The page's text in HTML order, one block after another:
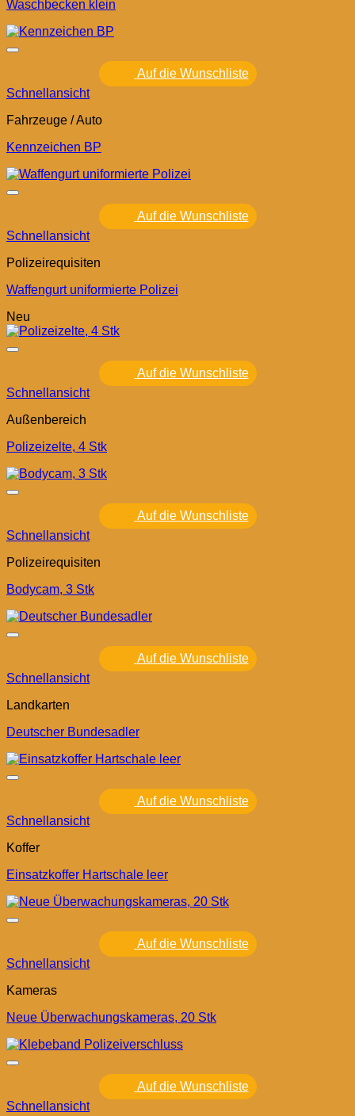
Waschbecken klein
Auf die Wunschliste
Schnellansicht
Fahrzeuge / Auto
Kennzeichen BP
Auf die Wunschliste
Schnellansicht
Polizeirequisiten
Waffengurt uniformierte Polizei
Neu
Auf die Wunschliste
Schnellansicht
Außenbereich
Polizeizelte, 4 Stk
Auf die Wunschliste
Schnellansicht
Polizeirequisiten
Bodycam, 3 Stk
Auf die Wunschliste
Schnellansicht
Landkarten
Deutscher Bundesadler
Auf die Wunschliste
Schnellansicht
Koffer
Einsatzkoffer Hartschale leer
Auf die Wunschliste
Schnellansicht
Kameras
Neue Überwachungskameras, 20 Stk
Auf die Wunschliste
Schnellansicht